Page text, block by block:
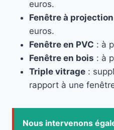
euros.
Fenêtre à projection
euros.
Fenêtre en PVC : à
Fenêtre en bois : à
Triple vitrage :
rapport à une
Nous intervenons